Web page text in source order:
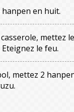
hanpen en huit.
mettez
le feu.
mettez 2